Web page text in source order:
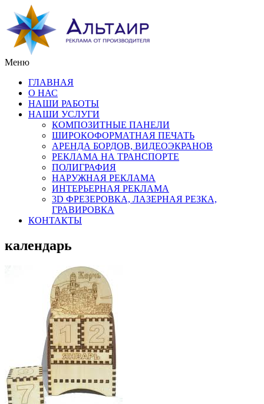
Меню
ГЛАВНАЯ
О НАС
НАШИ РАБОТЫ
НАШИ УСЛУГИ
КОМПОЗИТНЫЕ ПАНЕЛИ
ШИРОКОФОРМАТНАЯ ПЕЧАТЬ
АРЕНДА БОРДОВ, ВИДЕОЭКРАНОВ
РЕКЛАМА НА ТРАНСПОРТЕ
ПОЛИГРАФИЯ
НАРУЖНАЯ РЕКЛАМА
ИНТЕРЬЕРНАЯ РЕКЛАМА
3D ФРЕЗЕРОВКА, ЛАЗЕРНАЯ РЕЗКА,
ГРАВИРОВКА
КОНТАКТЫ
календарь